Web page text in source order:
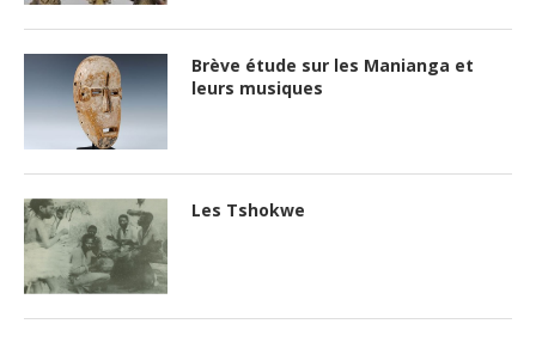
Brève étude sur les Manianga et
leurs musiques
Les Tshokwe